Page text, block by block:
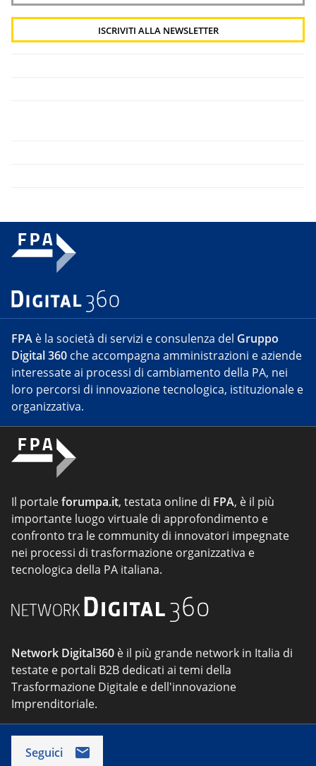
FPA è la società di servizi e consulenza del Gruppo
Digital 360 che accompagna amministrazioni e aziende
interessate ai processi di cambiamento della PA, nei
loro percorsi di innovazione tecnologica, istituzionale e
organizzativa.
Il portaleforumpa.it, testata online di FPA, è il più
importante luogo virtuale di approfondimento e
confronto tra le community di innovatori impegnate
nei processi di trasformazione organizzativa e
tecnologica della PA italiana.
Network Digital360 è il più grande network in Italia di
testate e portali B2B dedicati ai temi della
Trasformazione Digitale e dell'innovazione
Imprenditoriale.
Seguici